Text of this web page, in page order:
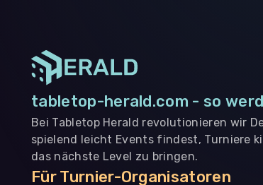
tabletop-herald.com - so
Bei Tabletop Herald revolutionieren wir
spielend leicht Events findest, Turniere
das nächste Level zu bringen.
Für Turnier-Organisatoren